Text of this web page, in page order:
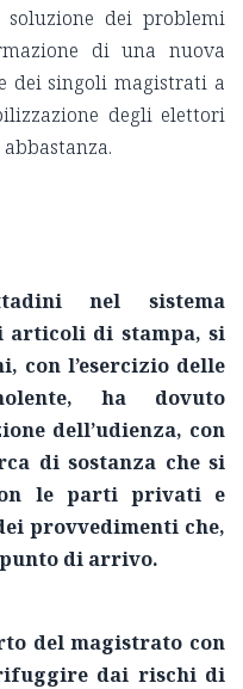
dei problemi
di una nuova
dei singoli magistrati a
degli elettori
nel sistema
articoli di stampa, si
con l’esercizio delle
ha dovuto
dell’udienza, con
di sostanza che si
le parti privati e
provvedimenti che,
di arrivo.
del magistrato con
dai rischi di